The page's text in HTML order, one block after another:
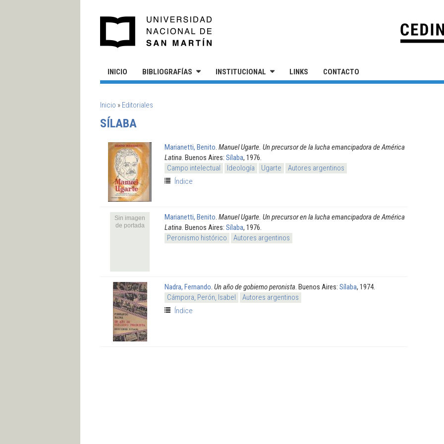
INICIO BIBLIOGRAFÍAS INSTITUCIONAL LINKS CONTACTO
SE ENCUENTRA USTED AQUÍ
Inicio » Editoriales
SÍLABA
Marianetti, Benito Manuel Ugarte. Un precursor de la lucha emancipadora de América
Latina . Buenos Aires: Sílaba, 1976.
Campo intelectual
Ideología Ugarte
Autores argentinos
Índice
Sin imagen
de portada
Marianetti, Benito Manuel Ugarte. Un precursor en la lucha emancipadora de América
Latina . Buenos Aires: Sílaba, 1976.
Peronismo histórico
Autores argentinos
Nadra, Fernando Un año de gobierno peronista . Buenos Aires: Sílaba, 1974.
Cámpora, Perón, Isabel
Autores argentinos
Índice